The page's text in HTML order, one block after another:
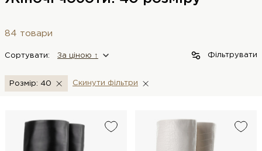
84 товари
Сортувати: За цiною ↑ Фільтрувати
Розмір: 40 Скинути фiльтри